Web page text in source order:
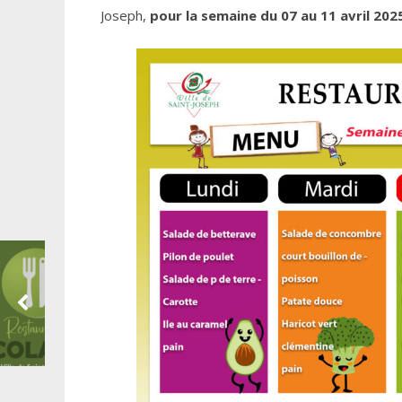
Joseph, pour la semaine du 07 au 11 avril